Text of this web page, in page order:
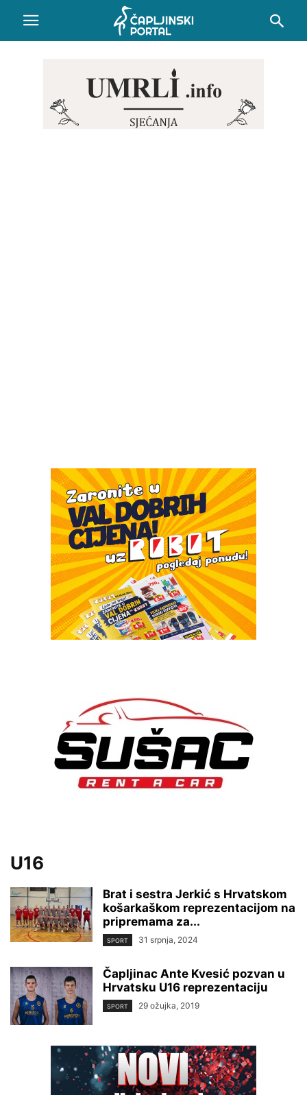
U16
Brat i sestra Jerkić s Hrvatskom
košarkaškom reprezentacijom na
pripremama za...
SPORT 31 srpnja, 2024
Čapljinac Ante Kvesić pozvan u
Hrvatsku U16 reprezentaciju
SPORT 29 ožujka, 2019